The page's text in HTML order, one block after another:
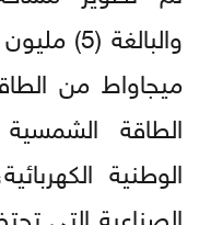
ميجاواط من
الطاقة
الوطنية